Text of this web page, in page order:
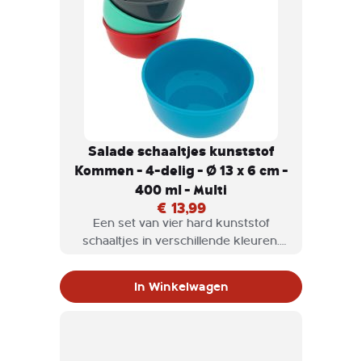
Salade schaaltjes kunststof
Kommen - 4-delig - Ø 13 x 6 cm -
400 ml - Multi
€ 13,99
Een set van vier hard kunststof
schaaltjes in verschillende kleuren.
In Winkelwagen